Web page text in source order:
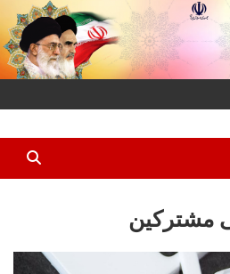
مشترکین